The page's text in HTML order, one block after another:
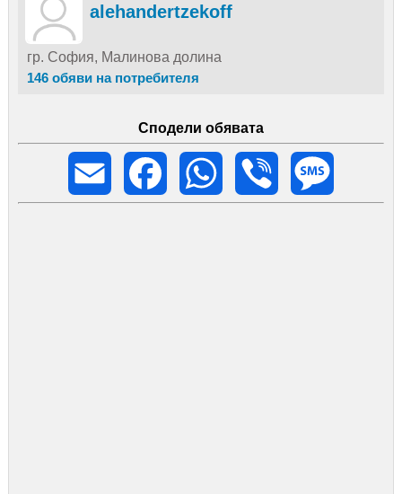
alehandertzekoff
гр. София, Малинова долина
146 обяви на потребителя
Сподели обявата
Email
Facebook WhatsApp Viber